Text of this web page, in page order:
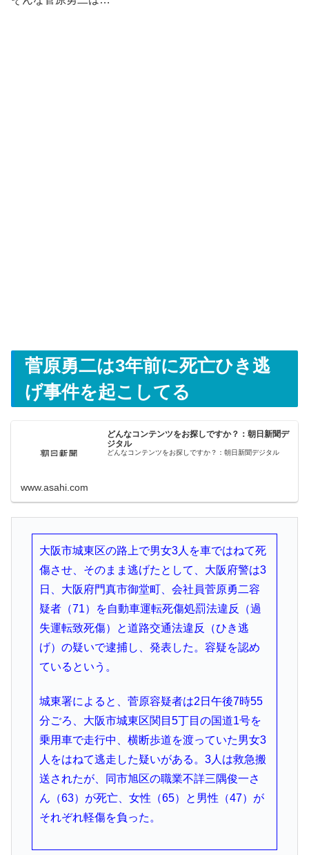
菅原勇二は3年前に死亡ひき逃
げ事件を起こしてる
どんなコンテンツをお探しですか？：朝日新聞デ
ジタル
どんなコンテンツをお探しですか？：朝日新聞デジタル
www.asahi.com
大阪市城東区の路上で男女3人を車ではねて死
傷させ、そのまま逃げたとして、大阪府警は3
日、大阪府門真市御堂町、会社員菅原勇二容
疑者（71）を自動車運転死傷処罰法違反（過
失運転致死傷）と道路交通法違反（ひき逃
げ）の疑いで逮捕し、発表した。容疑を認め
ているという。
城東署によると、菅原容疑者は2日午後7時55
分ごろ、大阪市城東区関目5丁目の国道1号を
乗用車で走行中、横断歩道を渡っていた男女3
人をはねて逃走した疑いがある。3人は救急搬
送されたが、同市旭区の職業不詳三隅俊一さ
ん（63）が死亡、女性（65）と男性（47）が
それぞれ軽傷を負った。